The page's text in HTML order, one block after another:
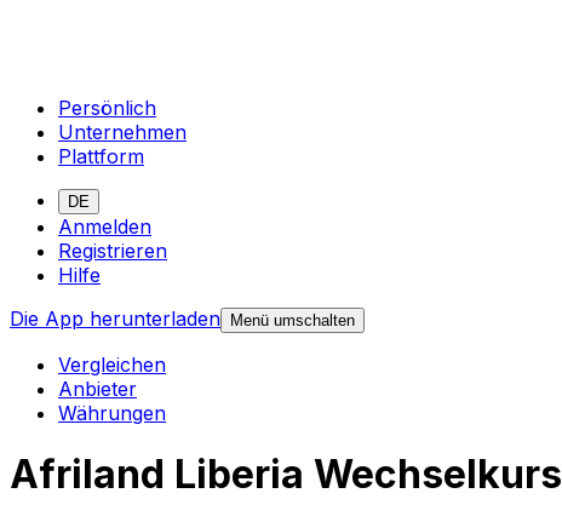
Persönlich
Unternehmen
Plattform
DE
Anmelden
Registrieren
Hilfe
Die App herunterladen Menü umschalten
Vergleichen
Anbieter
Währungen
Afriland Liberia Wechselkurs